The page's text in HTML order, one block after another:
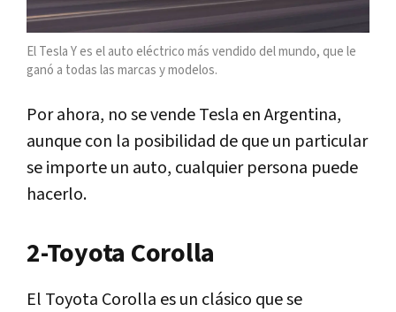
El Tesla Y es el auto eléctrico más vendido del mundo, que le
ganó a todas las marcas y modelos.
Por ahora, no se vende Tesla en Argentina,
aunque con la posibilidad de que un particular
se importe un auto, cualquier persona puede
hacerlo.
2-Toyota Corolla
El Toyota Corolla es un clásico que se